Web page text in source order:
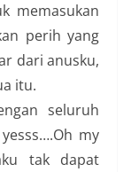
memasukan
perih yang
dari anusku,
itu.
seluruh
my
tak dapat